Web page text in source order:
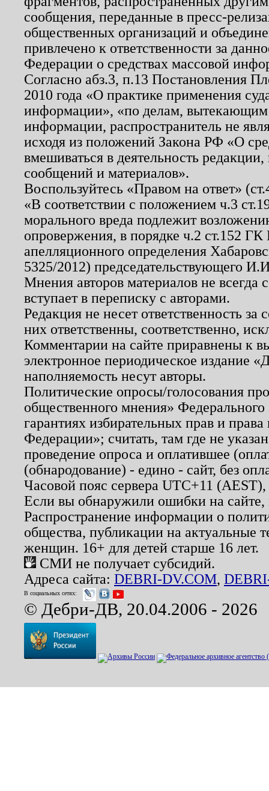
сообщения, переданные в пресс-
общественных организаций и
привлечено к ответственности за
Федерации о средствах массовой
Согласно абз.3, п.13 Постановления
2010 года «О практике применения
информации», «по делам, вытекающим
информации, распространитель не
исходя из положений Закона РФ «О
вмешиваться в деятельность
сообщений и материалов».
Воспользуйтесь «Правом на ответ»
«В соответствии с положением ч.3
морального вреда подлежит
опровержения, в порядке ч.2 ст.152
апелляционного определения
5325/2012) председательствующего
Мнения авторов материалов не
вступает в переписку с авторами.
Редакция не несет ответственность
них ответственны, соответственно,
Комментарии на сайте приравнены к
электронное периодическое издание
наполняемость несут авторы.
Политические опросы/голосования
общественного мнения»
гарантиях избирательных прав и
Федерации»; считать, там где не
проведение опроса и оплатившее
(обнародование) - едино - сайт, без
Часовой пояс сервера UTC+11
Если вы обнаружили ошибки на
Распространение информации о
общества, публикации на актуальные
женщин. 16+ для детей старше 16 лет.
СМИ не получает субсидий.
Адреса сайта: DEBRI-DV.COM,
В социальных сетях:
© Дебри-ДВ, 20.04.2006 - 2026